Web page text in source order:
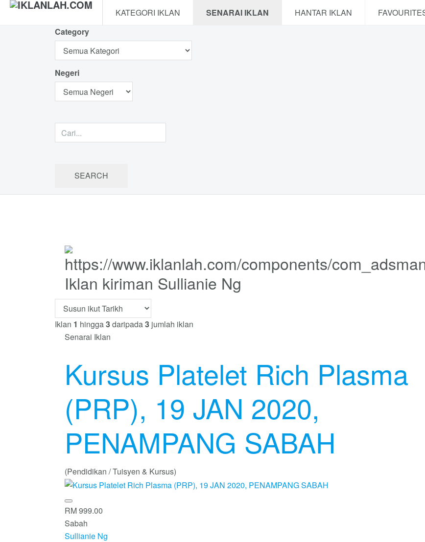
KATEGORI IKLAN SENARAI IKLAN HANTAR IKLAN
Category
Negeri
Iklan kiriman Sullianie Ng
Iklan 1 hingga3daripada3 jumlah iklan
Senarai Iklan
Kursus Platelet Rich Plasma
(PRP), 19 JAN 2020,
PENAMPANG SABAH
(Pendidikan / Tuisyen & Kursus)
RM 999.00
Sabah
Sullianie Ng